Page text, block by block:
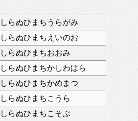
しらぬひまちうらがみ
しらぬひまちえいのお
しらぬひまちおおみ
しらぬひまちかしわはら
しらぬひまちかめまつ
しらぬひまちこうら
しらぬひまちこそぶ